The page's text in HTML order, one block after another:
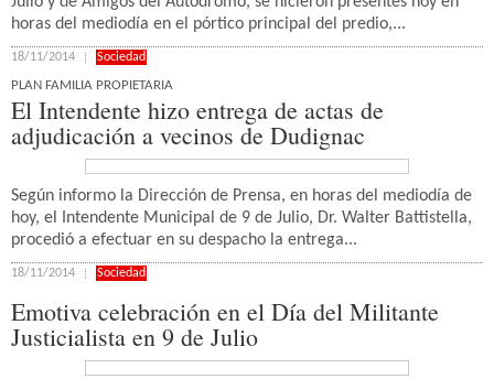
horas del mediodía en el pórtico principal del predio,...
18/11/2014 Sociedad
PLAN FAMILIA PROPIETARIA
El Intendente hizo entrega de actas de
adjudicación a vecinos de Dudignac
Según informo la Dirección de Prensa, en horas del mediodía de
hoy, el Intendente Municipal de 9 de Julio, Dr. Walter Battistella,
procedió a efectuar en su despacho la entrega...
18/11/2014 Sociedad
Emotiva celebración en el Día del Militante
Justicialista en 9 de Julio